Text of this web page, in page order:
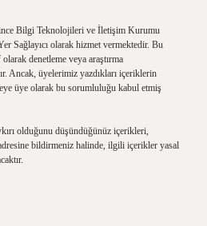
Bilgi Teknolojileri ve İletişim Kurumu
Sağlayıcı olarak hizmet vermektedir. Bu
denetleme veya araştırma
Ancak, üyelerimiz yazdıkları içeriklerin
üye olarak bu sorumluluğu kabul etmiş
olduğunu düşündüğünüz içerikleri,
bildirmeniz halinde, ilgili içerikler yasal